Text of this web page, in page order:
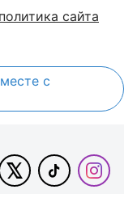
сайта
с